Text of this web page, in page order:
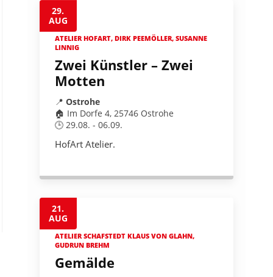
29.
AUG
ATELIER HOFART, DIRK PEEMÖLLER, SUSANNE
LINNIG
Zwei Künstler – Zwei
Motten
📍 Ostrohe
🏠 Im Dorfe 4, 25746 Ostrohe
🕒 29.08. - 06.09.
HofArt Atelier.
21.
AUG
ATELIER SCHAFSTEDT KLAUS VON GLAHN,
GUDRUN BREHM
Gemälde